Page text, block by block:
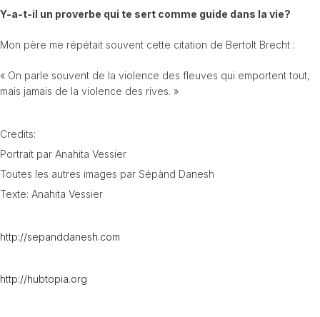
Y-a-t-il un proverbe qui te sert comme guide dans la vie?
Mon père me répétait souvent cette citation de Bertolt Brecht :
« On parle souvent de la violence des fleuves qui emportent tout,
mais jamais de la violence des rives. »
Credits:
Portrait par Anahita Vessier
Toutes les autres images par Sépànd Danesh
Texte: Anahita Vessier
http://sepanddanesh.com
http://hubtopia.org